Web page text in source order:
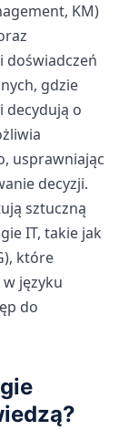
KM)
doświadczeń
gdzie
decydują o
usprawniając
decyzji.
sztuczną
IT, takie jak
które
języku
do